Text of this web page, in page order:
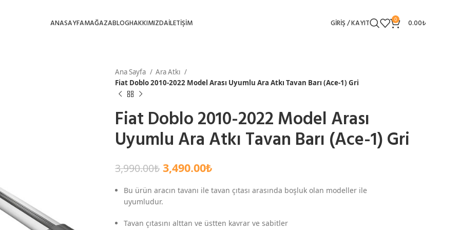
ANASAYFAMAĞAZABLOGHAKKIMIZDAİLETİŞİM GIRIŞ / KAYIT 0 0.00₺
Ana Sayfa
Ara Atkı
Fiat Doblo 2010-2022 Model Arası Uyumlu Ara Atkı Tavan Barı (Ace-1) Gri
Fiat Doblo 2010-2022 Model Arası
Uyumlu Ara Atkı Tavan Barı (Ace-1) Gri
3,990.00₺ 3,490.00₺
Bu ürün aracın tavanı ile tavan çıtası arasında boşluk olan modeller ile
uyumludur.
Tavan çıtasını alttan ve üstten kavrar ve sabitler